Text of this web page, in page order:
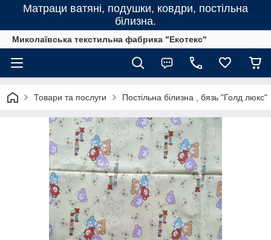
Матраци ватяні, подушки, ковдри, постільна
білизна.
Миколаївська текстильна фабрика "Екотекс"
Товари та послуги Постільна білизна , бязь "Голд люкс"